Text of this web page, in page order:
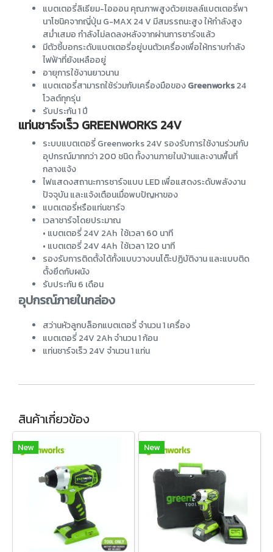
แบตเตอรี่ลิเธียม-ไอออน คุณภาพสูงด้วยเซลล์แบตเตอรี่พา
นาโซนิคจากญี่ปุ่น G-MAX 24 V มีสมรรถนะสูง ให้กำลังสูง
สม่ำเสมอ กำลังไม่ลดลงหลังจากผ่านการชาร์จแล้ว
มีตัวชี้บอกระดับแบตเตอรี่อยู่บนตัวเครื่องเพื่อให้ทราบกำลัง
ไฟฟ้าที่ยังเหลืออยู่
อายุการใช้งานยาวนาน
แบตเตอรี่สามารถใช้ร่วมกับเครื่องมือของGreenworks24
โวลต์ทุกรุ่น
รับประกัน 1 ปี
แท่นชาร์จเร็ว GREENWORKS 24V
ระบบแบตเตอรี่ Greenworks 24V รองรับการใช้งานร่วมกับ
อุปกรณ์มากกว่า 200 ชนิด ทั้งงานภายในบ้านและงานพื้นที่
กลางแจ้ง
ไฟแสดงสถานะการชาร์จแบบ LED เพื่อแสดงระดับพลังงาน
ปัจจุบัน และแจ้งเตือนเมื่อพบปัญหาของ
แบตเตอรี่หรือแท่นชาร์จ
เวลาชาร์จโดยประมาณ
• แบตเตอรี่ 24V 2Ah ใช้เวลา 60 นาที
• แบตเตอรี่ 24V 4Ah ใช้เวลา 120 นาที
รองรับการติดตั้งได้ทั้งแบบวางบนโต๊ะปฏิบัติงาน และแบบติด
ตั้งยึดกับผนัง
รับประกัน 6 เดือน
อุปกรณ์ภายในกล่อง
สว่านหัวลูกบล็อกแบตเตอรี่ จำนวน 1 เครื่อง
แบตเตอรี่ 24V 2Ah จำนวน 1 ก้อน
แท่นชาร์จเร็ว 24V จำนวน 1 แท่น
สินค้าเกี่ยวข้อง
New New